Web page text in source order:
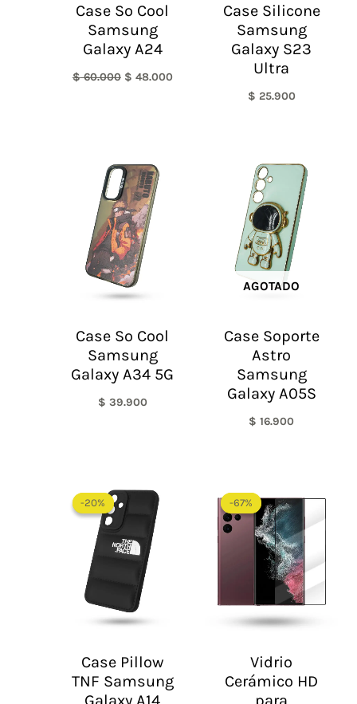
Case So Cool
Samsung
Galaxy A24
$60.000 $ 48.000
Case Silicone
Samsung
Galaxy S23
Ultra
$ 25.900
Case So Cool
Samsung
Galaxy A34 5G
$ 39.900
AGOTADO
Case Soporte
Astro
Samsung
Galaxy A05S
$ 16.900
-20%
-20%
Case Pillow
TNF Samsung
Galaxy A14
precio
original
era:
$ 60.000.
$ 48.000.
-67%
-67%
Vidrio
Cerámico HD
para
precio
original
era:
$ 60.000.
precio